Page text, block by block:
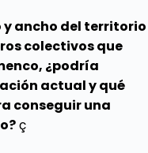
ancho del territorio
colectivos que
¿podría
actual y qué
conseguir una
ç